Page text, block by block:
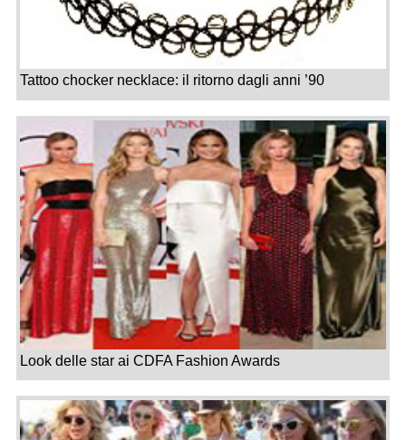
Tattoo chocker necklace: il ritorno dagli anni ’90
Look delle star ai CDFA Fashion Awards